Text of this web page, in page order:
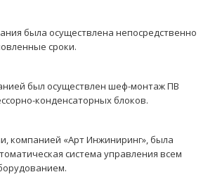
была осуществлена непосредственно
сроки.
был осуществлен шеф-монтаж ПВ
конденсаторных блоков.
компанией «Арт Инжиниринг», была
система управления всем